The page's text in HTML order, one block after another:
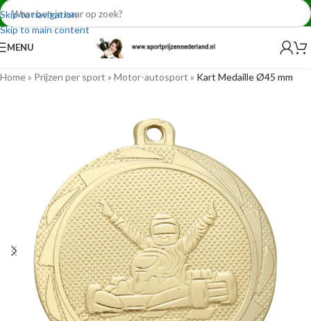
Skip to navigation
Skip to main content
MENU
Home» Prijzen per sport » Motor-autosport » Kart Medaille Ø45 mm